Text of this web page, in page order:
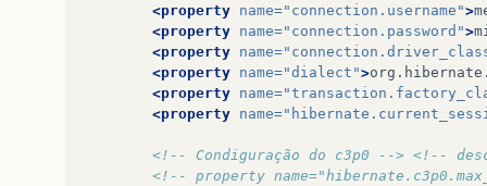
<property name="connection.username">
<property name="connection.password">
<property name=
<property name="dialect">
<property name=
<property name=
<!-- Condiguração do c3p0 --> <!--
<!-- property